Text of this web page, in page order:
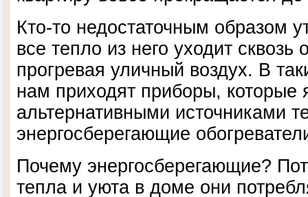
Кто-то недостаточным образом
все тепло из него уходит
прогревая уличный воздух. В
нам приходят приборы, которые
альтернативными источниками
энергосберегающие
Почему энергосберегающие?
тепла и уюта в доме они